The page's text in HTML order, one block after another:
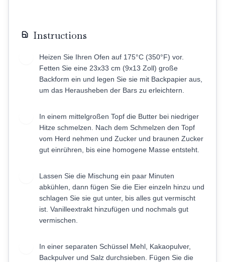
Instructions
Heizen Sie Ihren Ofen auf 175°C (350°F) vor.
Fetten Sie eine 23x33 cm (9x13 Zoll) große
Backform ein und legen Sie sie mit Backpapier aus,
um das Herausheben der Bars zu erleichtern.
In einem mittelgroßen Topf die Butter bei niedriger
Hitze schmelzen. Nach dem Schmelzen den Topf
vom Herd nehmen und Zucker und braunen Zucker
gut einrühren, bis eine homogene Masse entsteht.
Lassen Sie die Mischung ein paar Minuten
abkühlen, dann fügen Sie die Eier einzeln hinzu und
schlagen Sie sie gut unter, bis alles gut vermischt
ist. Vanilleextrakt hinzufügen und nochmals gut
vermischen.
In einer separaten Schüssel Mehl, Kakaopulver,
Backpulver und Salz durchsieben. Fügen Sie die